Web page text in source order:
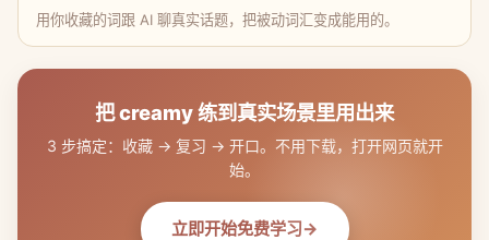
用你收藏的词跟 AI 聊真实话题，把被动词汇变成能用的。
把 creamy 练到真实场景里用出来
3 步搞定：收藏 → 复习 → 开口。不用下载，打开网页就开
始。
立即开始免费学习